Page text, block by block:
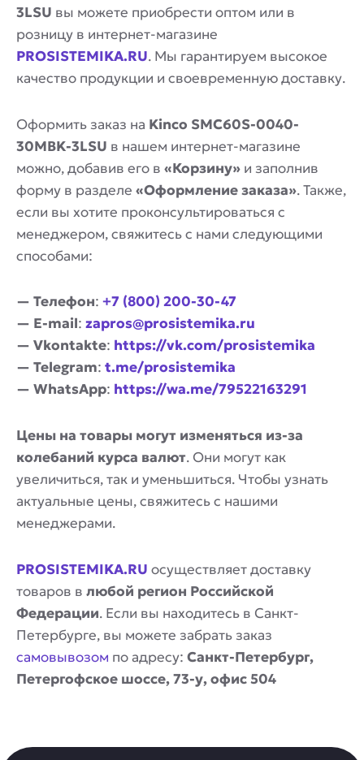
3LSU вы можете приобрести оптом или в
розницу в интернет-магазине
PROSISTEMIKA.RU. Мы гарантируем высокое
качество продукции и своевременную доставку.
Оформить заказ на Kinco SMC60S-0040-
30MBK-3LSU в нашем интернет-магазине
можно, добавив его в «Корзину» и заполнив
форму в разделе «Оформление заказа». Также,
если вы хотите проконсультироваться с
менеджером, свяжитесь с нами следующими
способами:
— Телефон: +7 (800) 200-30-47
— E-mail: zapros@prosistemika.ru
— Vkontakte: https://vk.com/prosistemika
— Telegram: t.me/prosistemika
— WhatsApp: https://wa.me/79522163291
Цены на товары могут изменяться из-за
колебаний курса валют. Они могут как
увеличиться, так и уменьшиться. Чтобы узнать
актуальные цены, свяжитесь с нашими
менеджерами.
PROSISTEMIKA.RU осуществляет доставку
товаров в любой регион Российской
Федерации. Если вы находитесь в Санкт-
Петербурге, вы можете забрать заказ
самовывозом по адресу: Санкт-Петербург,
Петергофское шоссе, 73-у, офис 504